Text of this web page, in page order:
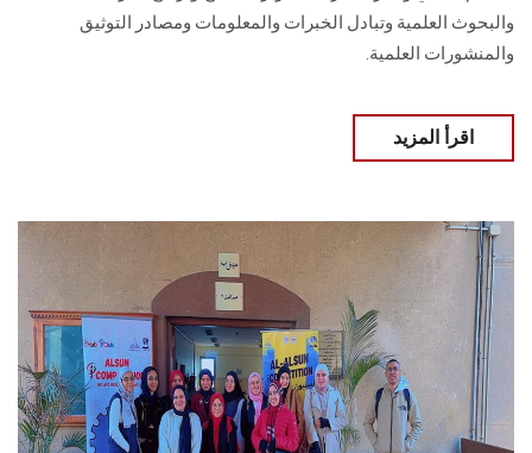
والبحوث العلمية وتبادل الخبرات والمعلومات ومصادر التوثيق
والمنشورات العلمية.
اقرأ المزيد